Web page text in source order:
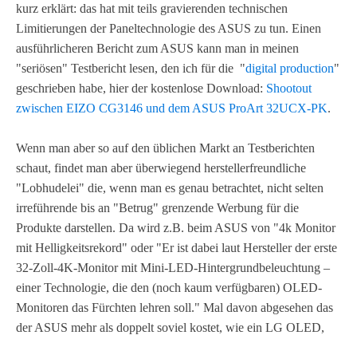
kurz erklärt: das hat mit teils gravierenden technischen
Limitierungen der Paneltechnologie des ASUS zu tun. Einen
ausführlicheren Bericht zum ASUS kann man in meinen
"seriösen" Testbericht lesen, den ich für die "digital production"
geschrieben habe, hier der kostenlose Download: Shootout
zwischen EIZO CG3146 und dem ASUS ProArt 32UCX-PK.
Wenn man aber so auf den üblichen Markt an Testberichten
schaut, findet man aber überwiegend herstellerfreundliche
"Lobhudelei" die, wenn man es genau betrachtet, nicht selten
irreführende bis an "Betrug" grenzende Werbung für die
Produkte darstellen. Da wird z.B. beim ASUS von "4k Monitor
mit Helligkeitsrekord" oder "Er ist dabei laut Hersteller der erste
32-Zoll-4K-Monitor mit Mini-LED-Hintergrundbeleuchtung –
einer Technologie, die den (noch kaum verfügbaren) OLED-
Monitoren das Fürchten lehren soll." Mal davon abgesehen das
der ASUS mehr als doppelt soviel kostet, wie ein LG OLED,